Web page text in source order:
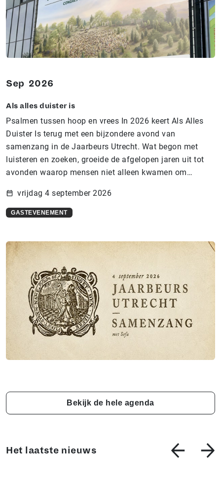
Sep 2026
Als alles duister is
Psalmen tussen hoop en vrees In 2026 keert Als Alles
Duister Is terug met een bijzondere avond van
samenzang in de Jaarbeurs Utrecht. Wat begon met
luisteren en zoeken, groeide de afgelopen jaren uit tot
avonden waarop mensen niet alleen kwamen om…
vrijdag 4 september 2026
GASTEVENEMENT
Bekijk de hele agenda
Het laatste nieuws